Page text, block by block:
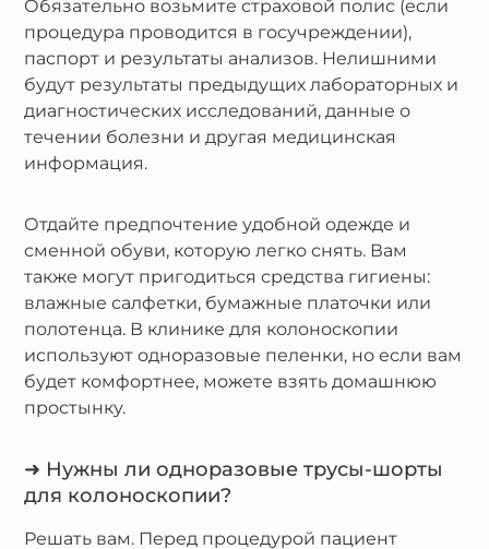
Обязательно возьмите страховой полис (если
процедура проводится в госучреждении),
паспорт и результаты анализов. Нелишними
будут результаты предыдущих лабораторных и
диагностических исследований, данные о
течении болезни и другая медицинская
информация.
Отдайте предпочтение удобной одежде и
сменной обуви, которую легко снять. Вам
также могут пригодиться средства гигиены:
влажные салфетки, бумажные платочки или
полотенца. В клинике для колоноскопии
используют одноразовые пеленки, но если вам
будет комфортнее, можете взять домашнюю
простынку.
➜ Нужны ли одноразовые трусы-шорты
для колоноскопии?
Решать вам. Перед процедурой пациент